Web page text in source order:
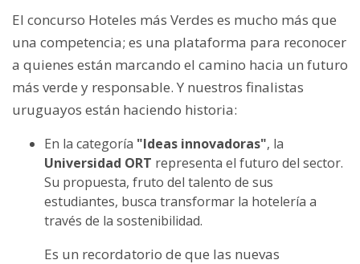
El concurso Hoteles más Verdes es mucho más que
una competencia; es una plataforma para reconocer
a quienes están marcando el camino hacia un futuro
más verde y responsable. Y nuestros finalistas
uruguayos están haciendo historia:
En la categoría "Ideas innovadoras", la
Universidad ORT representa el futuro del sector.
Su propuesta, fruto del talento de sus
estudiantes, busca transformar la hotelería a
través de la sostenibilidad.
Es un recordatorio de que las nuevas